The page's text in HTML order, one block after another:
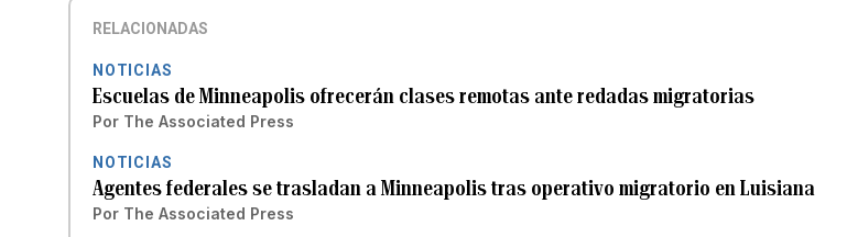
RELACIONADAS
NOTICIAS
Escuelas de Minneapolis ofrecerán clases remotas ante redadas migratorias
Por The Associated Press
NOTICIAS
Agentes federales se trasladan a Minneapolis tras operativo migratorio en Luisiana
Por The Associated Press